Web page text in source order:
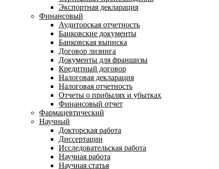
Экспортная декларация
Финансовый
Аудиторская отчетность
Банковские документы
Банковская выписка
Договор лизинга
Документы для франшизы
Кредитный договор
Налоговая декларация
Налоговая отчетность
Отчеты о прибылях и убытках
Финансовый отчет
Фармацевтический
Научный
Докторская работа
Диссертации
Исследовательская работа
Научная работа
Научная статья